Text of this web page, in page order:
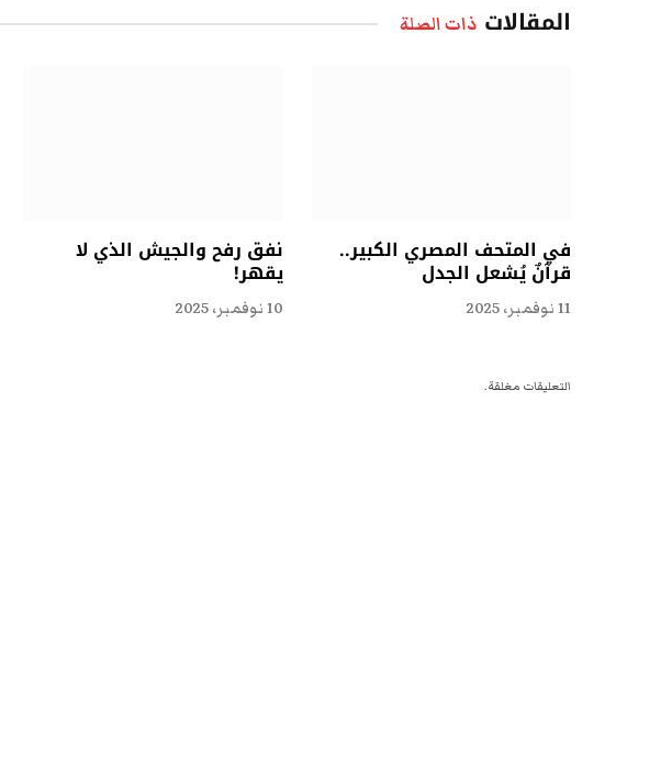
المقالات ذات الصلة
في المتحف المصري الكبير..
قرآنٌ يُشعل الجدل
11 نوفمبر، 2025
نفق رفح والجيش الذي لا
يقهر!
10 نوفمبر، 2025
التعليقات مغلقة.